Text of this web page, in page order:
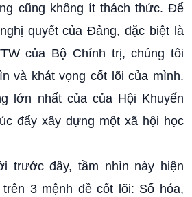
cũng không ít thách thức. Để
quyết của Đảng, đặc biệt là
của Bộ Chính trị, chúng tôi
và khát vọng cốt lõi của mình.
lớn nhất của của Hội Khuyến
đẩy xây dựng một xã hội học
trước đây, tầm nhìn này hiện
3 mệnh đề cốt lõi: Số hóa,